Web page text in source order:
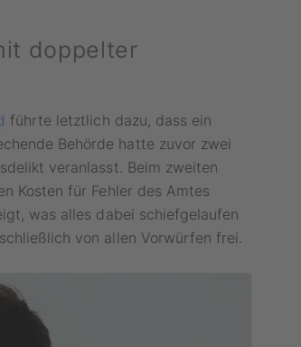
doppelter
führte letztlich dazu, dass ein
Behörde hatte zuvor zwei
veranlasst. Beim zweiten
Kosten für Fehler des Amtes
was alles dabei schiefgelaufen
von allen Vorwürfen frei.